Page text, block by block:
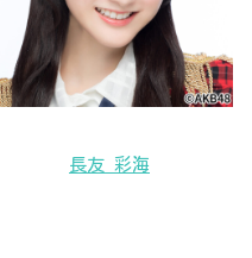
長友 彩海